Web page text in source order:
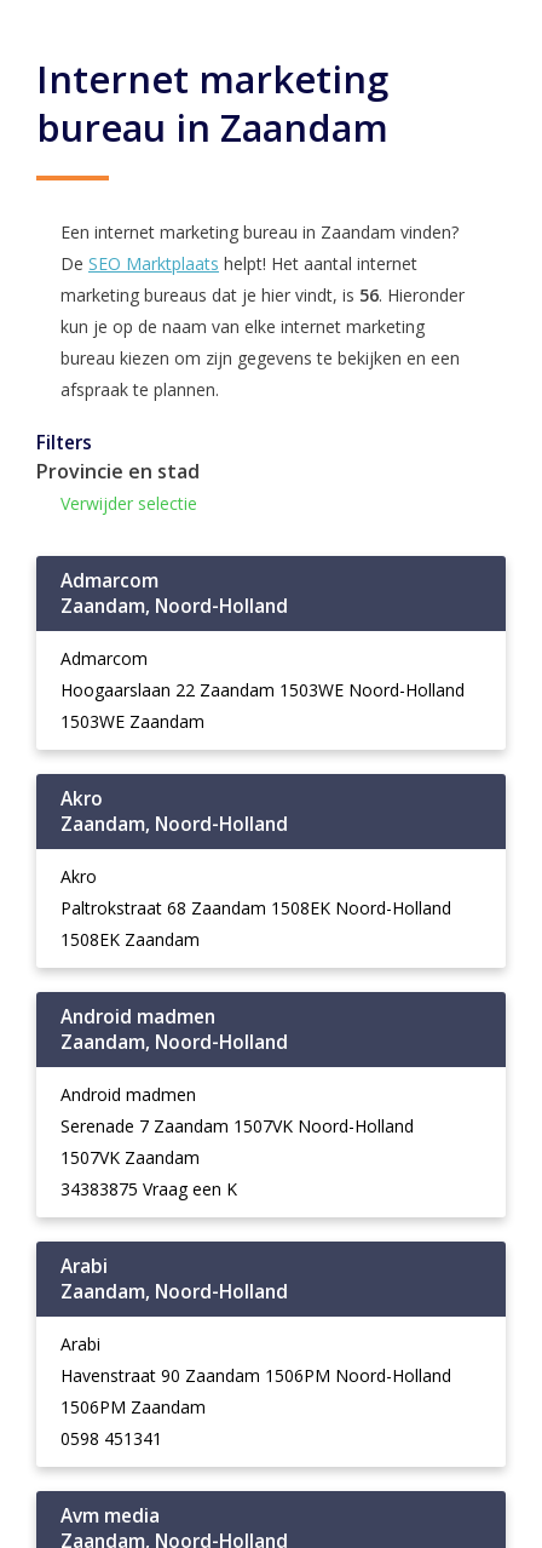
Internet marketing
bureau in Zaandam
Een internet marketing bureau in Zaandam vinden?
De SEO Marktplaats helpt! Het aantal internet
marketing bureaus dat je hier vindt, is 56. Hieronder
kun je op de naam van elke internet marketing
bureau kiezen om zijn gegevens te bekijken en een
afspraak te plannen.
Filters
Provincie en stad
Verwijder selectie
Admarcom
Zaandam, Noord-Holland
Admarcom
Hoogaarslaan 22 Zaandam 1503WE Noord-Holland
1503WE Zaandam
Akro
Zaandam, Noord-Holland
Akro
Paltrokstraat 68 Zaandam 1508EK Noord-Holland
1508EK Zaandam
Android madmen
Zaandam, Noord-Holland
Android madmen
Serenade 7 Zaandam 1507VK Noord-Holland
1507VK Zaandam
34383875 Vraag een K
Arabi
Zaandam, Noord-Holland
Arabi
Havenstraat 90 Zaandam 1506PM Noord-Holland
1506PM Zaandam
0598 451341
Avm media
Zaandam, Noord-Holland